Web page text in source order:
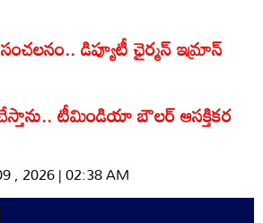
డిప్యూటీ ఛైర్మన్ ఇమ్రాన్
చేస్తాను.. టీమిండియా బౌలర్ ఆసక్తికర
, 2026 | 02:38 AM